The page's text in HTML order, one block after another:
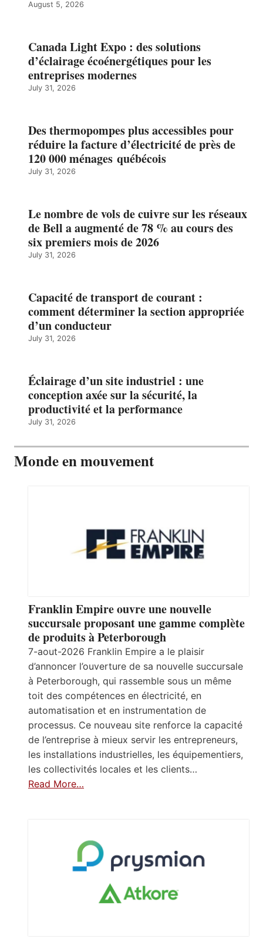
August 5, 2026
Canada Light Expo : des solutions
d’éclairage écoénergétiques pour les
entreprises modernes
July 31, 2026
Des thermopompes plus accessibles pour
réduire la facture d’électricité de près de
120 000 ménages québécois
July 31, 2026
Le nombre de vols de cuivre sur les réseaux
de Bell a augmenté de 78 % au cours des
six premiers mois de 2026
July 31, 2026
Capacité de transport de courant :
comment déterminer la section appropriée
d’un conducteur
July 31, 2026
Éclairage d’un site industriel : une
conception axée sur la sécurité, la
productivité et la performance
July 31, 2026
Monde en mouvement
Franklin Empire ouvre une nouvelle
succursale proposant une gamme complète
de produits à Peterborough
7-aout-2026 Franklin Empire a le plaisir
d’annoncer l’ouverture de sa nouvelle succursale
à Peterborough, qui rassemble sous un même
toit des compétences en électricité, en
automatisation et en instrumentation de
processus. Ce nouveau site renforce la capacité
de l’entreprise à mieux servir les entrepreneurs,
les installations industrielles, les équipementiers,
les collectivités locales et les clients…
Read More…